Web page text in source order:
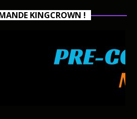
KINGCROWN !